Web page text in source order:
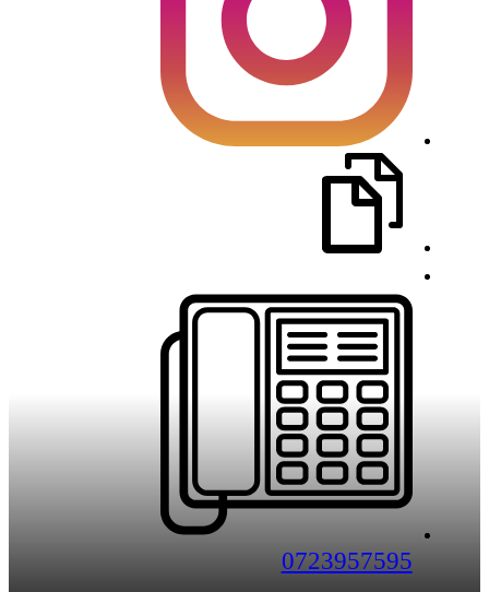
0723957595